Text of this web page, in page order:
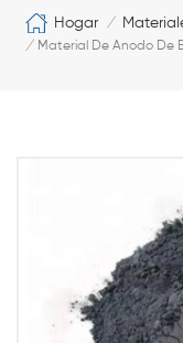
Hogar /
/ Material De Anodo De